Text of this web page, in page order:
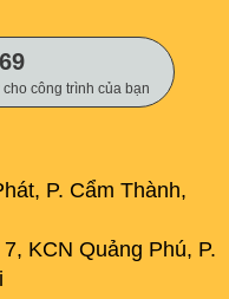
công trình của bạn
P. Cẩm Thành,
KCN Quảng Phú, P.